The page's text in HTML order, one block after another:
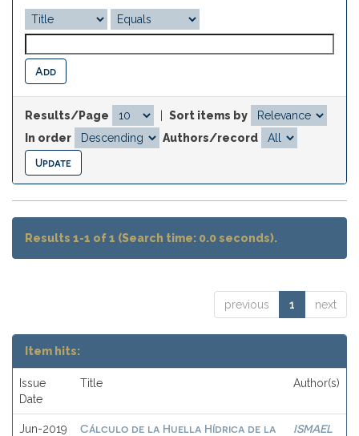
Results/Page
Sort items by
In order
Authors/record
Results 1-1 of 1 (Search time: 0.0 seconds).
previous 1 next
Item hits:
Issue
Date
Title Author(s)
Jun-2019
Cálculo de la Huella Hídrica de la
ISMAEL